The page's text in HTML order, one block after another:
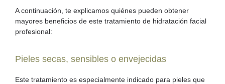
A continuación, te explicamos quiénes pueden obtener
mayores beneficios de este tratamiento de hidratación facial
profesional:
Pieles secas, sensibles o envejecidas
Este tratamiento es especialmente indicado para pieles que